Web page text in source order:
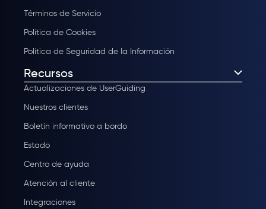
Términos de Servicio
Política de Cookies
Política de Seguridad de la Información
Recursos
Actualizaciones de UserGuiding
Nuestros clientes
Boletín informativo a bordo
Estado
Centro de ayuda
Atención al cliente
Integraciones